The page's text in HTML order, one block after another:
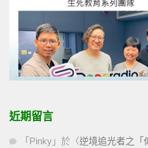
近期留言
「 Pinky 」於〈逆境追光者之「